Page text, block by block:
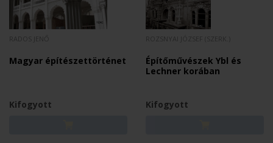
Magyar építészettörténet
Kifogyott
Építőművészek Ybl és
Lechner korában
Kifogyott